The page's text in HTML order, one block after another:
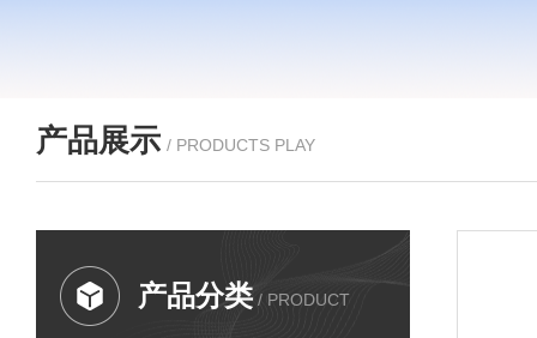
产品展示 / PRODUCTS PLAY
产品分类 / PRODUCT